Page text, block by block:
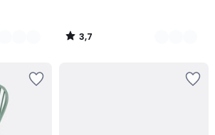
3,7
/